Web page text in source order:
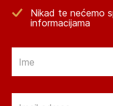
Nikad te nećemo
informacijama